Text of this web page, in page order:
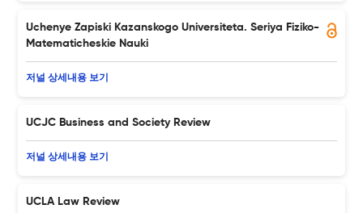
Uchenye Zapiski Kazanskogo Universiteta. Seriya Fiziko-
Matematicheskie Nauki
저널 상세내용 보기
UCJC Business and Society Review
저널 상세내용 보기
UCLA Law Review